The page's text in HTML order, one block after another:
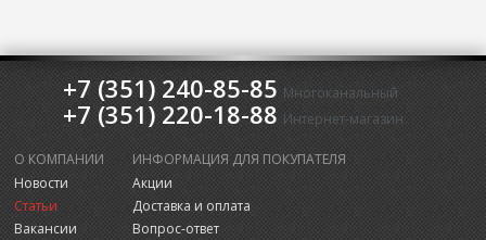
+7 (351) 240-85-85 Многоканальный
+7 (351) 220-18-88 Интернет-магазин
О КОМПАНИИ
Новости
Статьи
Вакансии
ИНФОРМАЦИЯ ДЛЯ ПОКУПАТЕЛЯ
Акции
Доставка и оплата
Вопрос-ответ